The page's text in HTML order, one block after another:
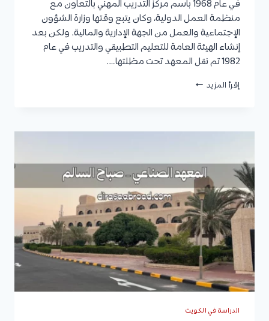
في عام 1968 باسم مركز التدريب المهني بالتعاون مع
منظمة العمل الدولية، وكان يتبع وقتها وزارة الشؤون
الإجتماعية والعمل من الجهة الإدارية والمالية. ولكن بعد
إنشاء الهيئة العامة للتعليم التطبيقي والتدريب في عام
1982 تم نقل المعهد تحت مظلتها….
إقرأ المزيد المعهد
الأقسام
القبول،
المستندات
المطلوبة،
وكيفية
التقديم
الدراسة في الكويت